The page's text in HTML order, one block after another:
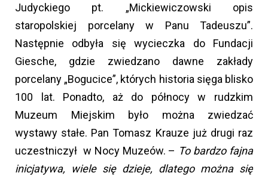
Judyckiego pt. „Mickiewiczowski opis
staropolskiej porcelany w Panu Tadeuszu”.
Następnie odbyła się wycieczka do Fundacji
Giesche, gdzie zwiedzano dawne zakłady
porcelany „Bogucice”, których historia sięga blisko
100 lat. Ponadto, aż do północy w rudzkim
Muzeum Miejskim było można zwiedzać
wystawy stałe. Pan Tomasz Krauze już drugi raz
uczestniczył w Nocy Muzeów. – To bardzo fajna
inicjatywa, wiele się dzieje, dlatego można się